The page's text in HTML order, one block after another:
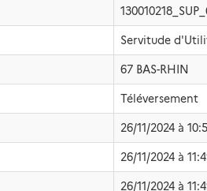
Servitude
67 BAS-RHIN
Téléversement
26/11/2024 à
26/11/2024 à
26/11/2024 à